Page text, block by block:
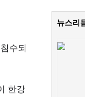
수되
한강
뉴스리